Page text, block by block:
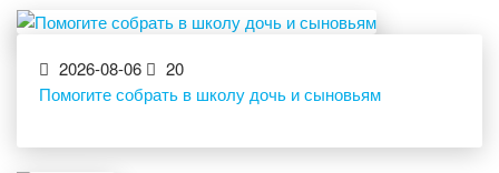
2026-08-06
20
Помогите собрать в школу дочь и сыновьям